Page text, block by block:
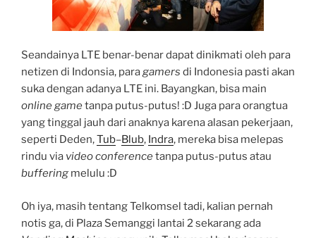
Seandainya LTE benar-benar dapat dinikmati oleh para
netizen di Indonsia, paragamers di Indonesia pasti akan
suka dengan adanya LTE ini. Bayangkan, bisa main
online gametanpa putus-putus! :D Juga para orangtua
yang tinggal jauh dari anaknya karena alasan pekerjaan,
seperti Deden,Tub–Blub, Indra, mereka bisa melepas
rindu via video conferencetanpa putus-putus atau
buffering melulu :D
Oh iya, masih tentang Telkomsel tadi, kalian pernah
notis ga, di Plaza Semanggi lantai 2 sekarang ada